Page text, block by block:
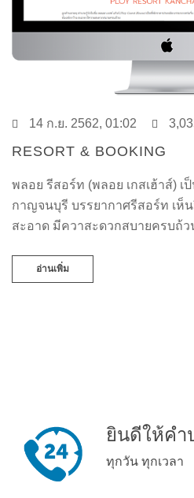
14 ก.ย. 2562, 01:02
RESORT & BOOKING
พลอย รีสอร์ท (พลอย เกสเฮ้าส์)
กาญจนบุรี บรรยากาศรีสอร์ท เห็
สะอาด มีควาสะดวกสบายครบถ้ว
อ่านเพิ่ม
ยินดีให้คำ
ทุกวัน ทุกเวลา